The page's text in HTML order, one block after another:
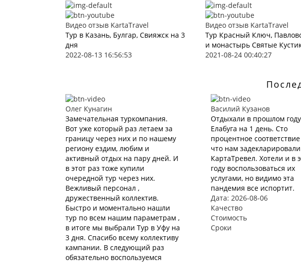
Видео отзыв KartaTravel
Тур в Казань, Булгар, Свияжск на 3
дня
2022-08-13 16:56:53
Видео отзыв KartaTravel
Тур Красный Ключ,
и монастырь Святые
2021-08-24 00:40:27
Олег Кунагин
Замечательная туркомпания.
Вот уже который раз летаем за
границу через них и по нашему
региону ездим, любим и
активный отдых на пару дней. И
в этот раз тоже купили
очередной тур через них.
Вежливый персонал ,
дружественный коллектив.
Быстро и моментально нашли
тур по всем нашим параметрам ,
в итоге мы выбрали Тур в Уфу на
3 дня. Спасибо всему коллективу
кампании. В следующий раз
обязательно воспользуемся
Василий Кузанов
Отдыхали в прошлом
Елабуга на 1 день. Сто
процентное
что нам
КартаТревел. Хотели и в
году воспользоваться их
услугами, но видимо эта
пандемия все испортит.
Дата: 2026-08-06
Качество
Стоимость
Сроки